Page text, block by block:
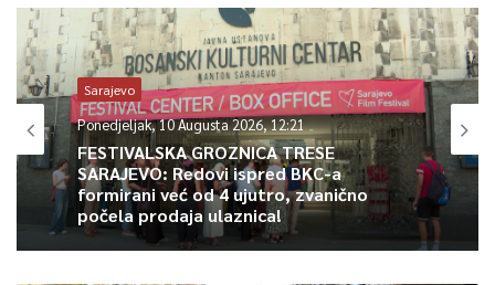
Article Rating
Sarajevo
Ponedjeljak, 10 Augusta 2026, 12:21
FESTIVALSKA GROZNICA TRESE
SARAJEVO: Redovi ispred BKC-a
formirani već od 4 ujutro, zvanično
počela prodaja ulaznica!